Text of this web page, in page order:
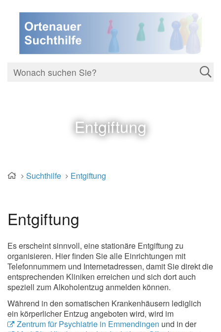
Entgiftung
Suchthilfe Entgiftung
Entgiftung
Es erscheint sinnvoll, eine stationäre Entgiftung zu
organisieren. Hier finden Sie alle Einrichtungen mit
Telefonnummern und Internetadressen, damit Sie direkt die
entsprechenden Kliniken erreichen und sich dort auch
speziell zum Alkoholentzug anmelden können.
Während in den somatischen Krankenhäusern lediglich
ein körperlicher Entzug angeboten wird, wird im
Zentrum für Psychiatrie in Emmendingen und in der